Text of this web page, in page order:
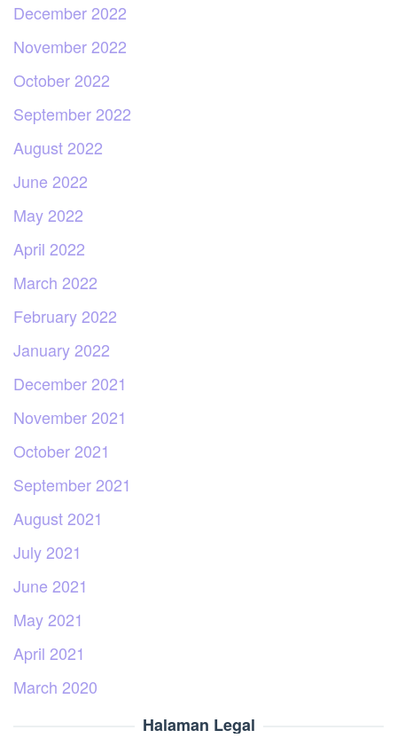
December 2022
November 2022
October 2022
September 2022
August 2022
June 2022
May 2022
April 2022
March 2022
February 2022
January 2022
December 2021
November 2021
October 2021
September 2021
August 2021
July 2021
June 2021
May 2021
April 2021
March 2020
Halaman Legal